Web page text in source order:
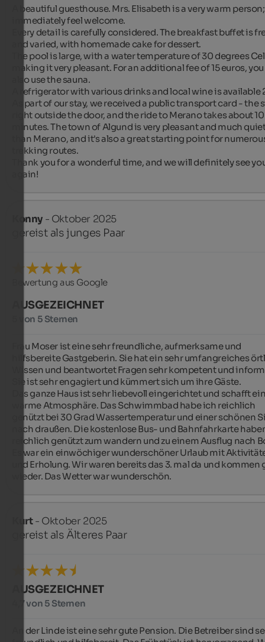
A beautiful guesthouse. Mrs. Elisabeth is a very warm
immediately feel welcome.
Every detail is carefully considered. The breakfast buffet is
and varied, with homemade cake for dessert.
The pool is large, with a water temperature of 30 degrees
making it very pleasant. For an additional fee of 15 euros,
also use the sauna.
A refrigerator with various drinks and local wine is available
As part of our stay, we received a public transport card - the
right outside the door, and the ride to Merano takes about
minutes. The town of Algund is very pleasant and much
than Merano, and it's also a great starting point for
trekking routes.
Thank you for a wonderful time, and we will definitely see
again!
Konny - Oktober 2025
gereist als junges Paar
Bewertung aus Google
AUSGEZEICHNET
5 von 5 Sternen
Frau Moser ist eine sehr freundliche, aufmerksame und
hilfsbereite Gastgeberin. Sie hat ein sehr umfangreiches
Wissen und beantwortet Fragen sehr kompetent und
Sie ist sehr engagiert und kümmert sich um ihre Gäste.
Das ganze Haus ist sehr liebevoll eingerichtet und schafft
warme Atmosphäre. Das Schwimmbad habe ich reichlich
genützt bei 30 Grad Wassertemperatur und einer schönen
nach draußen. Die kostenlose Bus- und Bahnfahrkarte
reichlich genützt zum wandern und zu einem Ausflug nach
Es war ein einwöchiger wunderschöner Urlaub mit
und Erholung. Wir waren bereits das 3. mal da und kommen
wieder. Das Wetter war wunderschön.
Kurt- Oktober 2025
gereist als Älteres Paar
AUSGEZEICHNET
4,7 von 5 Sternen
An der Linde ist eine sehr gute Pension. Die Betreiber sind